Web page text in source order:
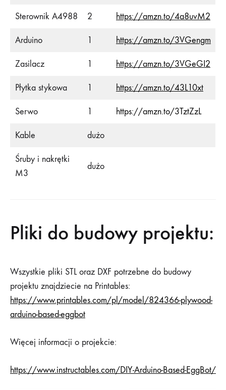
Sterownik A4988 2 https://amzn.to/4a8uvM2
Arduino 1 https://amzn.to/3VGengm
Zasilacz 1 https://amzn.to/3VGeGI2
Płytka stykowa 1 https://amzn.to/43L10xt
Serwo 1 https://amzn.to/3TztZzL
Kable dużo
Śruby i nakrętki
M3
dużo
Pliki do budowy projektu:
Wszystkie pliki STL oraz DXF potrzebne do budowy
projektu znajdziecie na Printables:
https://www.printables.com/pl/model/824366-plywood-
arduino-based-eggbot
Więcej informacji o projekcie:
https://www.instructables.com/DIY-Arduino-Based-EggBot/